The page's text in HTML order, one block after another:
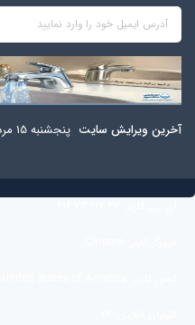
آخرين ويرايش سایت پنجشنبه 15 مرداد 1405 13:50:12